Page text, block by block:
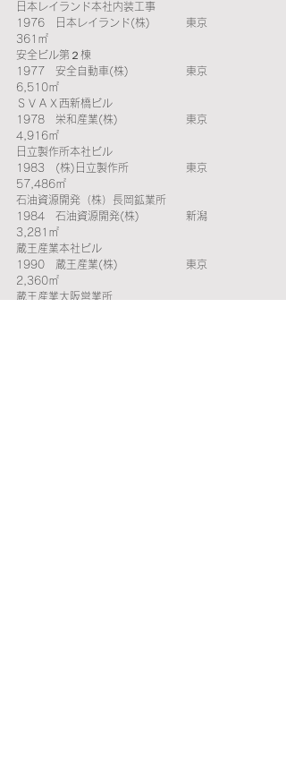
日本レイランド本社内装工事
1976　日本レイランド(株)　    　東京
361㎡
安全ビル第２棟
1977　安全自動車(株)　　　　 　東京
6,510㎡
ＳＶＡＸ西新橋ビル
1978　栄和産業(株)　　　　  　  東京
4,916㎡
日立製作所本社ビル
1983   (株)日立製作所　　 　  　 東京
57,486㎡
石油資源開発（株）長岡鉱業所
1984　石油資源開発(株)　　　　 新潟
3,281㎡
蔵王産業本社ビル
1990　蔵王産業(株)　　　　　　 東京
2,360㎡
蔵王産業大阪営業所